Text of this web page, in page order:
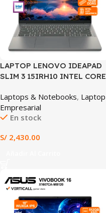
LAPTOP LENOVO IDEAPAD
SLIM 3 15IRH10 INTEL CORE
SSD INTEL UHD GRAPHICS
15.3″ WUXGA 60HZ TECLADO
ESPAÑOL WINDOWS 11
Laptops & Notebooks, Laptop
Empresarial
En stock
S/ 2,430.00
SALE